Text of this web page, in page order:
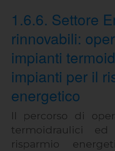
1.6.6. Settore
rinnovabili:
impianti
impianti per il
energetico
Il percorso di
termoidraulici
risparmio